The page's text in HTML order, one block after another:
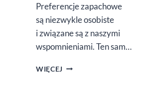
Preferencje zapachowe
są niezwykle osobiste
i związane są z naszymi
wspomnieniami. Ten sam…
WIĘCEJ DEZODORANTY